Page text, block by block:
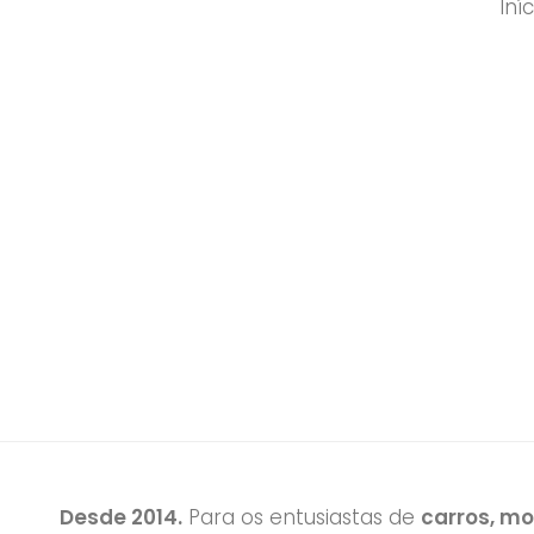
Desde 2014. Para os entusiastas de carros,